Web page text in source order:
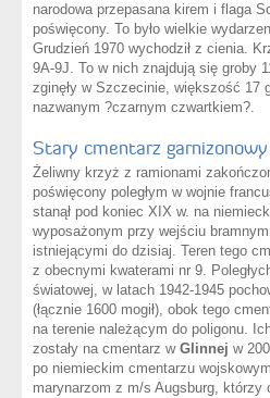
narodowa przepasana kirem i flaga
poświęcony. To było wielkie
Grudzień 1970 wychodził z cienia.
9A-9J. To w nich znajdują się groby
zginęły w Szczecinie, większość 17
nazwanym ?czarnym czwartkiem?.
Stary cmentarz garnizonowy
Żeliwny krzyż z ramionami
poświęcony poległym w wojnie
stanął pod koniec XIX w. na
wyposażonym przy wejściu
istniejącymi do dzisiaj. Teren tego
z obecnymi kwaterami nr 9.
światowej, w latach 1942-1945
(łącznie 1600 mogił), obok tego
na terenie należącym do poligonu.
zostały na cmentarz w Glinnej w
po niemieckim cmentarzu
marynarzom z m/s Augsburg, którzy